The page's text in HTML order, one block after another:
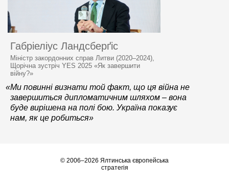
Габріеліус Ландсберґіс
Міністр закордонних справ Литви (2020–2024),
Щорічна зустріч YES 2025 «Як завершити
війну?»
«Ми повинні визнати той факт, що ця війна не
завершиться дипломатичним шляхом – вона
буде вирішена на полі бою. Україна показує
нам, як це робиться»
© 2006–2026 Ялтинська європейська
стратегія